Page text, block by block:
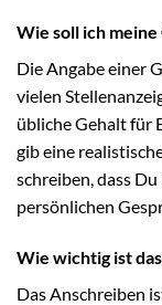
Wie soll ich
Die Angabe einer
vielen
übliche Gehalt für
gib eine
schreiben, dass
persönlichen
Wie wichtig ist
Das Anschreiben